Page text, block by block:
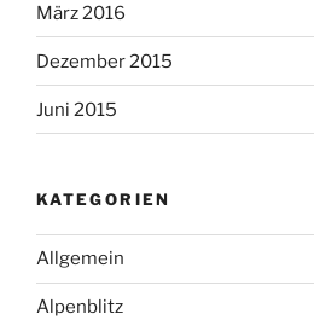
März 2016
Dezember 2015
Juni 2015
KATEGORIEN
Allgemein
Alpenblitz